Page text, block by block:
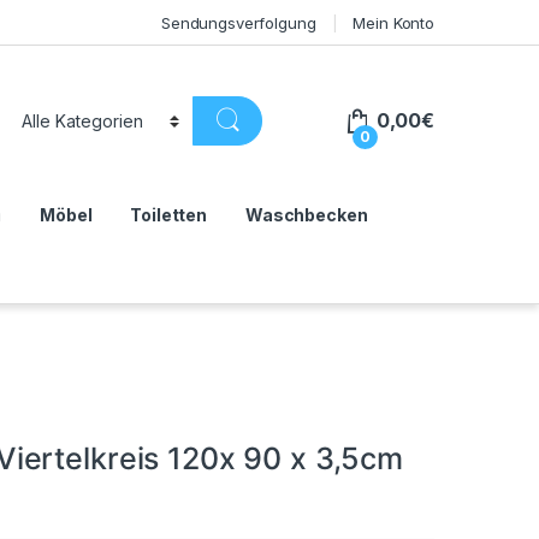
Sendungsverfolgung Mein Konto
0
0,00€
Möbel Toiletten Waschbecken
120x 90 x 3,5cm